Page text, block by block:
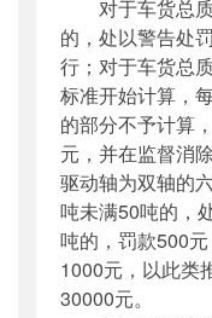
对于车货总质
的，处以警告处
行；对于车货总
标准开始计算，
的部分不予计算
元，并在监督消
驱动轴为双轴的
吨未满50吨的，
吨的，罚款500
1000元，以此类
30000元。